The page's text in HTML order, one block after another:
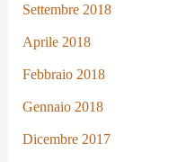
Settembre 2018
Aprile 2018
Febbraio 2018
Gennaio 2018
Dicembre 2017